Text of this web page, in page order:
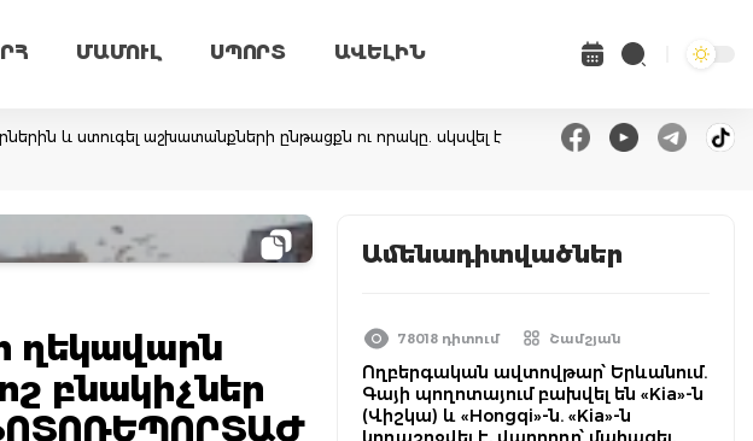
ՄԱՄՈՒԼ ՍՊՈՐՏ ԱՎԵԼԻՆ
և ստուգել աշխատանքների ընթացքն ու որակը. սկսվել է
ղեկավարն
բնակիչներ
Ամենադիտվածներ
78018 դիտում Շամշյան
Ողբերգական ավտովթար՝ Երևանում.
Գայի պողոտայում բախվել են «Kia»-ն
(Վիշկա) և «Hongqi»-ն. «Kia»-ն